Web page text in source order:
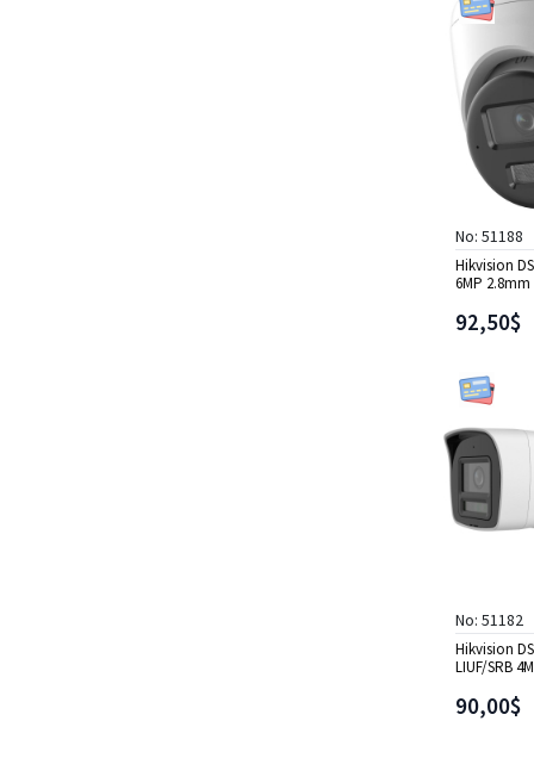
No: 51188
Hikvision
6MP
92,50$
No: 51182
Hikvision
LIUF/SRB
90,00$